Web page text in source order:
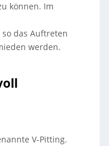
können. Im
das Auftreten
werden.
V-Pitting.